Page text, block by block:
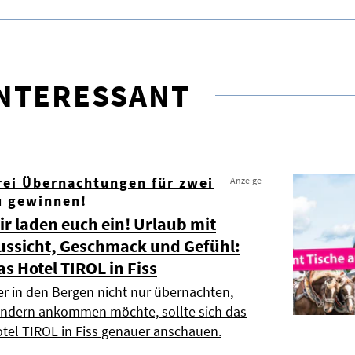
Übernachtungen für zwei
gewinnen!
Anzeige
laden euch ein! Urlaub mit
Geschmack und Gefühl:
Hotel TIROL in Fiss
in den Bergen nicht nur übernachten,
ankommen möchte, sollte sich das
TIROL in Fiss genauer anschauen.